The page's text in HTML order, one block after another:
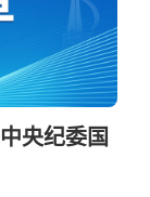
央纪委国